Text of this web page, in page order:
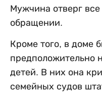
Мужчина отверг
обращении.
Кроме того, в доме
предположительно
детей. В них она
семейных судов